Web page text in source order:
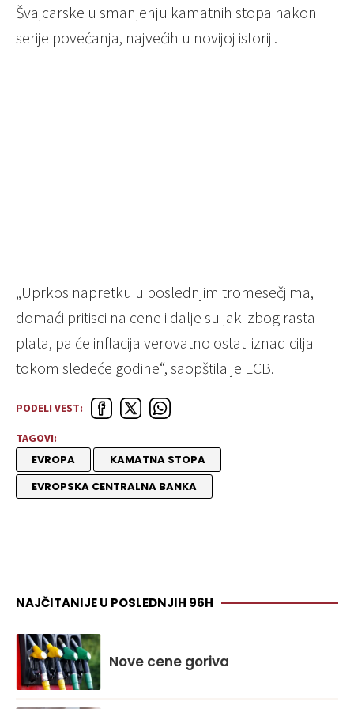
Švajcarske u smanjenju kamatnih stopa nakon
serije povećanja, najvećih u novijoj istoriji.
„Uprkos napretku u poslednjim tromesečjima,
domaći pritisci na cene i dalje su jaki zbog rasta
plata, pa će inflacija verovatno ostati iznad cilja i
tokom sledeće godine“, saopštila je ECB.
PODELI VEST:
TAGOVI:
EVROPA
KAMATNA STOPA
EVROPSKA CENTRALNA BANKA
NAJČITANIJE U POSLEDNJIH 96H
Nove cene goriva